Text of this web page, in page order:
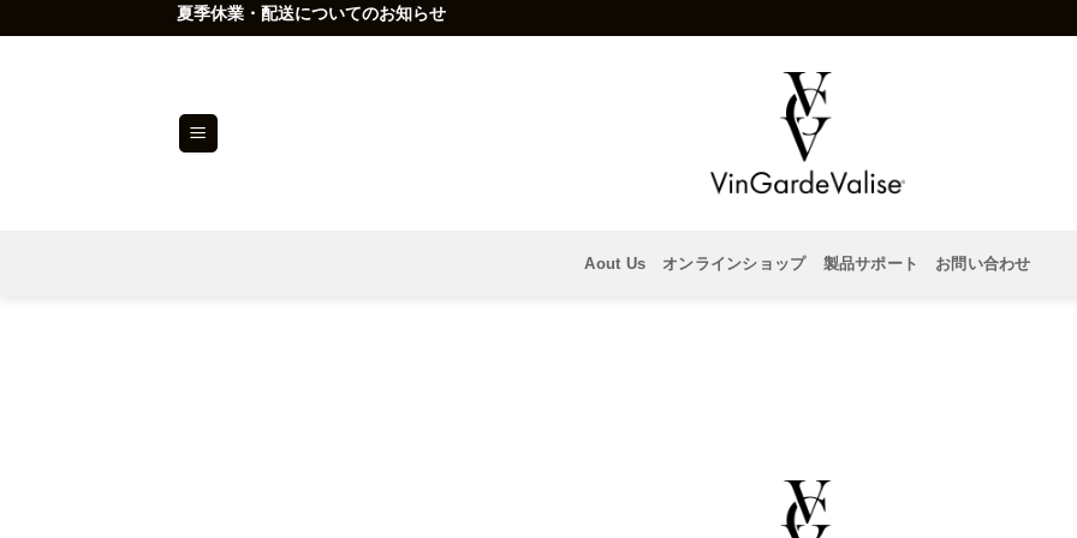
夏季休業・配送についてのお知らせ
Aout Us オンラインショップ 製品サポート お問い合わせ